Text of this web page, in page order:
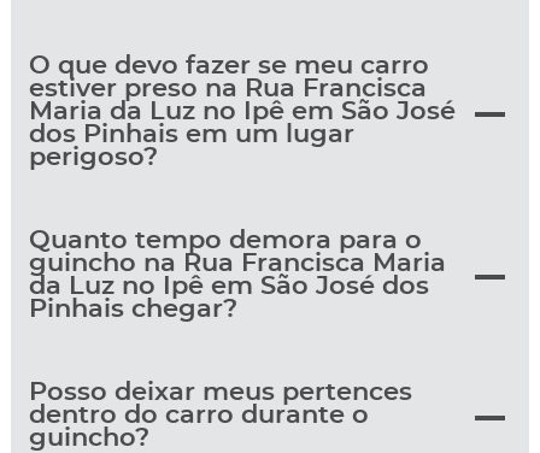
O que devo fazer se meu carro
estiver preso na Rua Francisca
Maria da Luz no Ipê em São José
dos Pinhais em um lugar
perigoso?
Quanto tempo demora para o
guincho na Rua Francisca Maria
da Luz no Ipê em São José dos
Pinhais chegar?
Posso deixar meus pertences
dentro do carro durante o
guincho?